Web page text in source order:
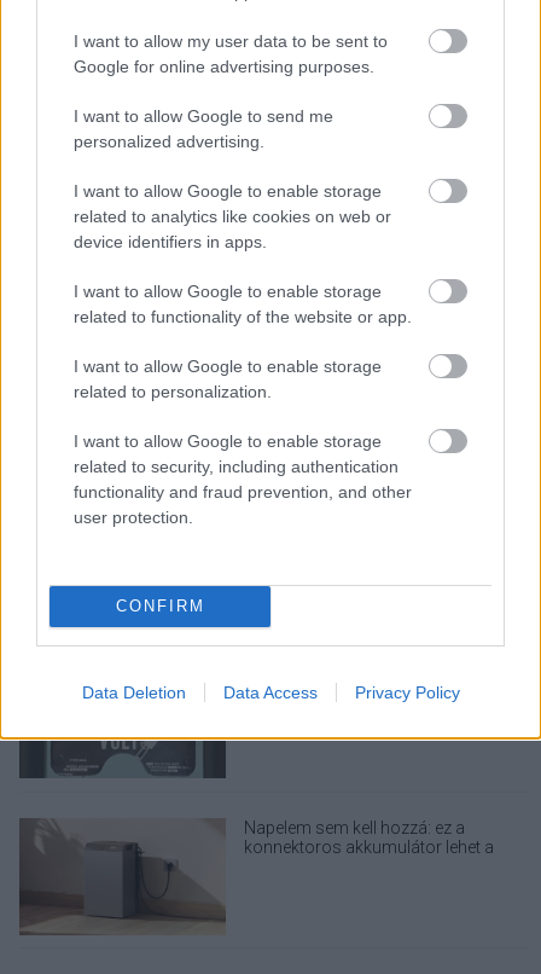
I want to allow my user data to be sent to
Google for online advertising purposes.
I want to allow Google to send me
personalized advertising.
I want to allow Google to enable storage
related to analytics like cookies on web or
device identifiers in apps.
I want to allow Google to enable storage
related to functionality of the website or app.
I want to allow Google to enable storage
related to personalization.
I want to allow Google to enable storage
related to security, including authentication
functionality and fraud prevention, and other
user protection.
CONFIRM
Data Deletion Data Access Privacy Policy
LEGOLVASOTTABBAK
PC-d, a konzolod és a többi
Napelem sem kell hozzá: ez a
konnektoros akkumulátor lehet a